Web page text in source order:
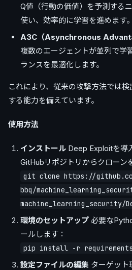
Q値（行動の価値）を予測する
使い、効率的に学習を進めます。
A3C（Asynchronous
複数のエージェントが並列で学
ランスを最適化します。
これにより、従来の攻撃方法では
する能力を備えています。
使用方法
インストール Deep Exploitを導
GitHubリポジトリからクローン
git clone https://
bbq/
machine_learning_security/
環境のセットアップ 必要な
ールします：
pip install -r
設定ファイルの編集 ターゲット